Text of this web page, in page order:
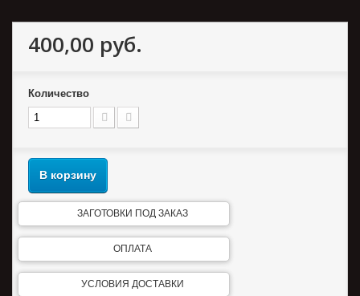
400,00 руб.
Количество
В корзину
ЗАГОТОВКИ ПОД ЗАКАЗ
ОПЛАТА
УСЛОВИЯ ДОСТАВКИ